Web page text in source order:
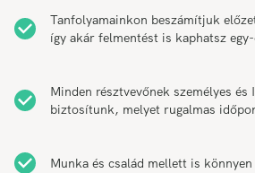
Tanfolyamainkon beszámítjuk
így akár felmentést is kaphatsz
Minden résztvevőnek személyes
biztosítunk, melyet rugalmas
Munka és család mellett is